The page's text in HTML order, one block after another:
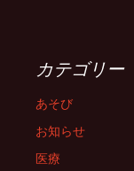
カテゴリー
あそび
お知らせ
医療